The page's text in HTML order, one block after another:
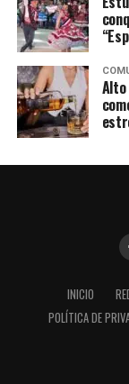
Alto
INICIO
POLÍTICA DE